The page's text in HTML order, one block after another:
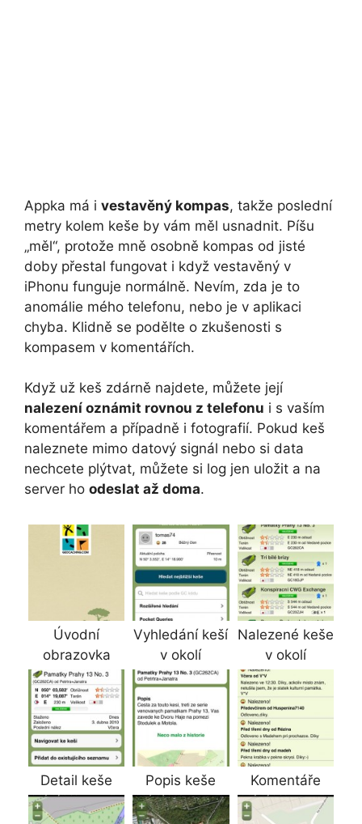
Appka má i vestavěný kompas, takže poslední
metry kolem keše by vám měl usnadnit. Píšu
„měl“, protože mně osobně kompas od jisté
doby přestal fungovat i když vestavěný v
iPhonu funguje normálně. Nevím, zda je to
anomálie mého telefonu, nebo je v aplikaci
chyba. Klidně se podělte o zkušenosti s
kompasem v komentářích.
Když už keš zdárně najdete, můžete její
nalezení oznámit rovnou z telefonu i s vaším
komentářem a případně i fotografií. Pokud keš
naleznete mimo datový signál nebo si data
nechcete plýtvat, můžete si log jen uložit a na
server ho odeslat až doma.
Úvodní
obrazovka
Vyhledání keší
v okolí
Nalezené keše
v okolí
Detail keše Popis keše Komentáře